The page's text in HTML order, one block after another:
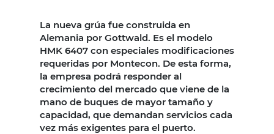
La nueva grúa fue construida en
Alemania por Gottwald. Es el modelo
HMK 6407 con especiales modificaciones
requeridas por Montecon. De esta forma,
la empresa podrá responder al
crecimiento del mercado que viene de la
mano de buques de mayor tamaño y
capacidad, que demandan servicios cada
vez más exigentes para el puerto.